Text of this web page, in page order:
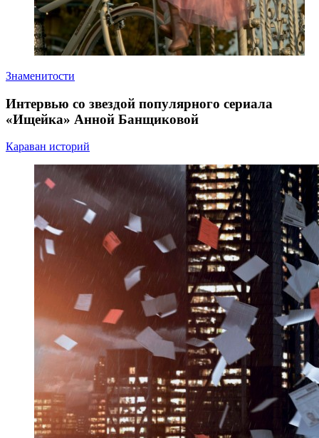
Знаменитости
Интервью со звездой популярного сериала
«Ищейка» Анной Банщиковой
Караван историй